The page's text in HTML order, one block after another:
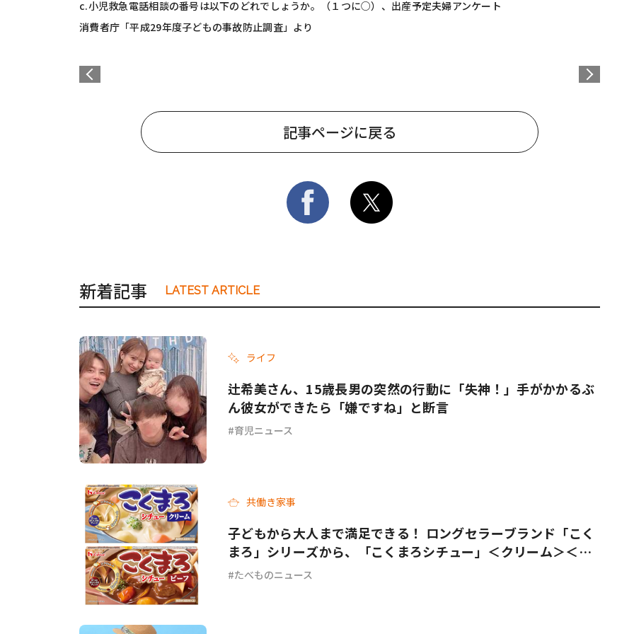
c.小児救急電話相談の番号は以下のどれでしょうか。（１つに○）、出産予定夫婦アンケート
消費者庁「平成29年度子どもの事故防止調査」より
記事ページに戻る
新着記事 LATEST ARTICLE
ライフ
辻希美さん、15歳長男の突然の行動に「失神！」手がかかるぶ
ん彼女ができたら「嫌ですね」と断言
育児ニュース
共働き家事
子どもから大人まで満足できる！ ロングセラーブランド「こく
まろ」シリーズから、「こくまろシチュー」＜クリーム＞＜ビ
ーフ＞が新発売
たべものニュース